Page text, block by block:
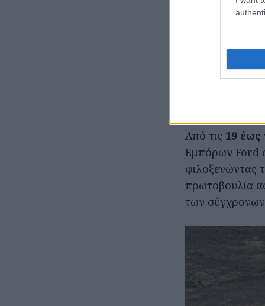
Οι
Από τις 19 έως
Εμπόρων Ford
φιλοξενώντας
πρωτοβουλία
των σύγχρονων